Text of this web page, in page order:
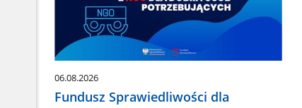
06.08.2026
Fundusz Sprawiedliwości dla